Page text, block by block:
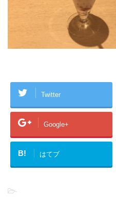
Twitter
Google+
B! はてブ
-